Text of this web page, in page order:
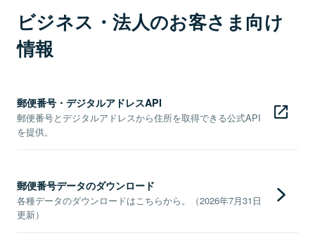
ビジネス・法人のお客さま向け
情報
郵便番号・デジタルアドレスAPI
郵便番号とデジタルアドレスから住所を取得できる公式API
を提供。
郵便番号データのダウンロード
各種データのダウンロードはこちらから。（2026年7月31日
更新）